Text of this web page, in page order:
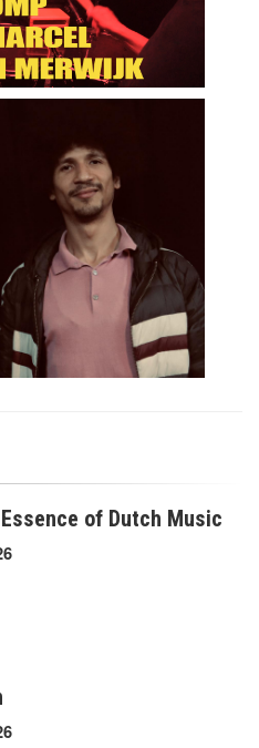
of Dutch Music